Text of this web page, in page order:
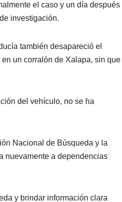
el caso y un día después
investigación.
también desapareció el
un corralón de Xalapa, sin que
del vehículo, no se ha
Nacional de Búsqueda y la
nuevamente a dependencias
y brindar información clara